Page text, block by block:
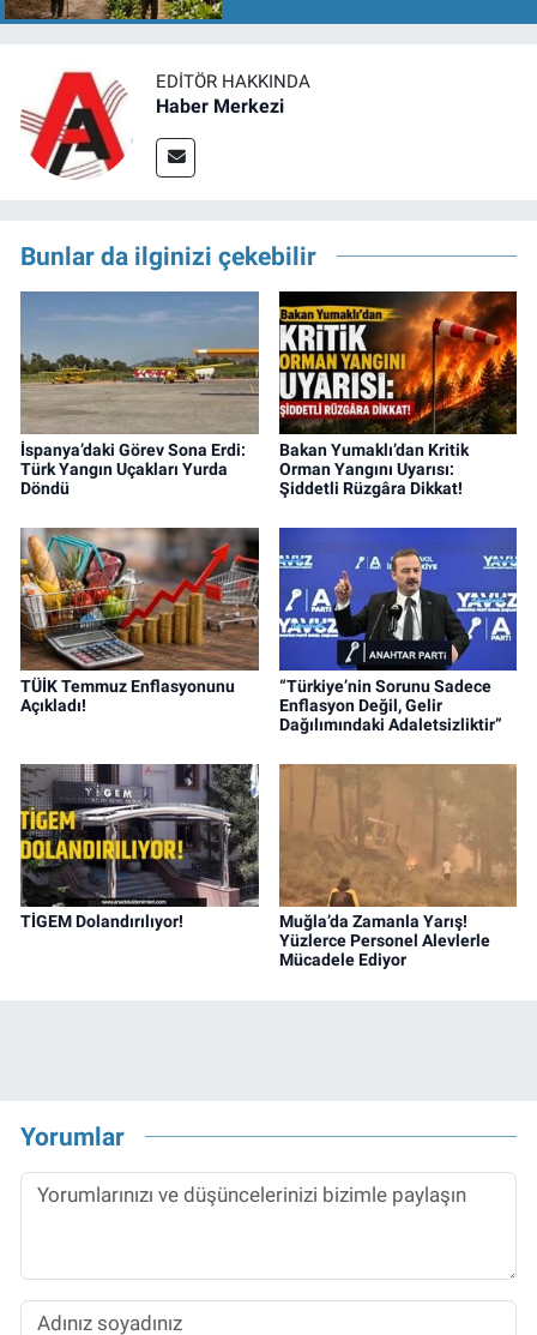
EDITÖR HAKKINDA
Haber Merkezi
Bunlar da ilginizi çekebilir
İspanya’daki Görev Sona Erdi:
Türk Yangın Uçakları Yurda
Döndü
Bakan Yumaklı’dan Kritik
Orman Yangını Uyarısı:
Şiddetli Rüzgâra Dikkat!
TÜİK Temmuz Enflasyonunu
Açıkladı!
“Türkiye’nin Sorunu Sadece
Enflasyon Değil, Gelir
Dağılımındaki Adaletsizliktir”
TİGEM Dolandırılıyor!
Muğla’da Zamanla Yarış!
Yüzlerce Personel Alevlerle
Mücadele Ediyor
Yorumlar